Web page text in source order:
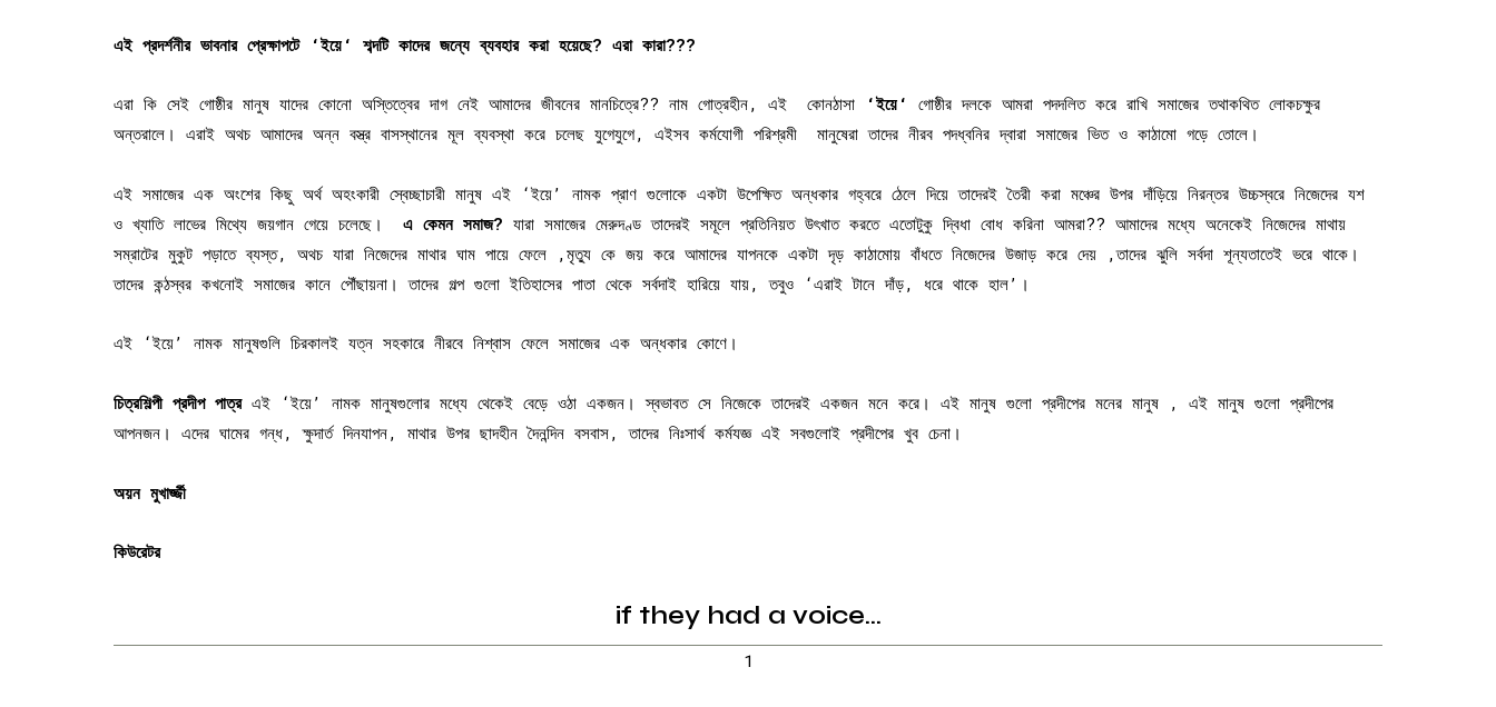
এই প্রদর্শনীর ভাবনার প্রেক্ষাপটে‘ইয়ে‘ শব্দটি কাদের জন্যে ব্যবহার করা হয়েছে? এরা কারা???
এরা কি সেই গোষ্ঠীর মানুষ যাদের কোনো অস্তিত্বের দাগ নেই আমাদের জীবনের মানচিত্রে?? নাম গোত্রহীন, এই কোনঠাসা ‘ইয়ে‘ গোষ্ঠীর দলকে আমরা পদদলিত করে রাখি সমাজের তথাকথিত লোকচক্ষুর
অন্তরালে। এরাই অথচ আমাদের অন্ন বস্ত্র বাসস্থানের মূল ব্যবস্থা করে চলেছ যুগেযুগে, এইসব কর্মযোগী পরিশ্রমী মানুষেরা তাদের নীরব পদধ্বনির দ্বারা সমাজের ভিত ও কাঠামো গড়ে তোলে।
এই সমাজের এক অংশের কিছু অর্থ অহংকারী স্বেচ্ছাচারী মানুষ এই ‘ইয়ে’ নামক প্রাণ গুলোকে একটা উপেক্ষিত অন্ধকার গহ্বরে ঠেলে দিয়ে তাদেরই তৈরী করা মঞ্চের উপর দাঁড়িয়ে নিরন্তর উচ্চস্বরে নিজেদের যশ
ও খ্যাতি লাভের মিথ্যে জয়গান গেয়ে চলেছে।
এ কেমন সমাজ? যারা সমাজের মেরুদণ্ড তাদেরই সমূলে প্রতিনিয়ত উৎখাত করতে এতোটুকু দ্বিধা বোধ করিনা আমরা?? আমাদের মধ্যে অনেকেই নিজেদের মাথায়
সম্রাটের মুকুট পড়াতে ব্যস্ত, অথচ যারা নিজেদের মাথার ঘাম পায়ে ফেলে ,মৃত্যু কে জয় করে আমাদের যাপনকে একটা দৃড় কাঠামোয় বাঁধতে নিজেদের উজাড় করে দেয় ,তাদের ঝুলি সর্বদা শূন্যতাতেই ভরে থাকে।
তাদের কন্ঠস্বর কখনোই সমাজের কানে পৌঁছায়না। তাদের গল্প গুলো ইতিহাসের পাতা থেকে সর্বদাই হারিয়ে যায়, তবুও ‘এরাই টানে দাঁড়, ধরে থাকে হাল’।
এই ‘ইয়ে’ নামক মানুষগুলি চিরকালই যত্ন সহকারে নীরবে নিশ্বাস ফেলে সমাজের এক অন্ধকার কোণে।
চিত্রশিল্পী প্রদীপ পাত্রএই ‘ইয়ে’ নামক মানুষগুলোর মধ্যে থেকেই বেড়ে ওঠা একজন। স্বভাবত সে নিজেকে তাদেরই একজন মনে করে। এই মানুষ গুলো প্রদীপের মনের মানুষ , এই মানুষ গুলো প্রদীপের
আপনজন। এদের ঘামের গন্ধ, ক্ষুদার্ত দিনযাপন, মাথার উপর ছাদহীন দৈনন্দিন বসবাস, তাদের নিঃসার্থ কর্মযজ্ঞ এই সবগুলোই প্রদীপের খুব চেনা।
অয়ন মুখার্জ্জী
কিউরেটর
if they had a voice…
1